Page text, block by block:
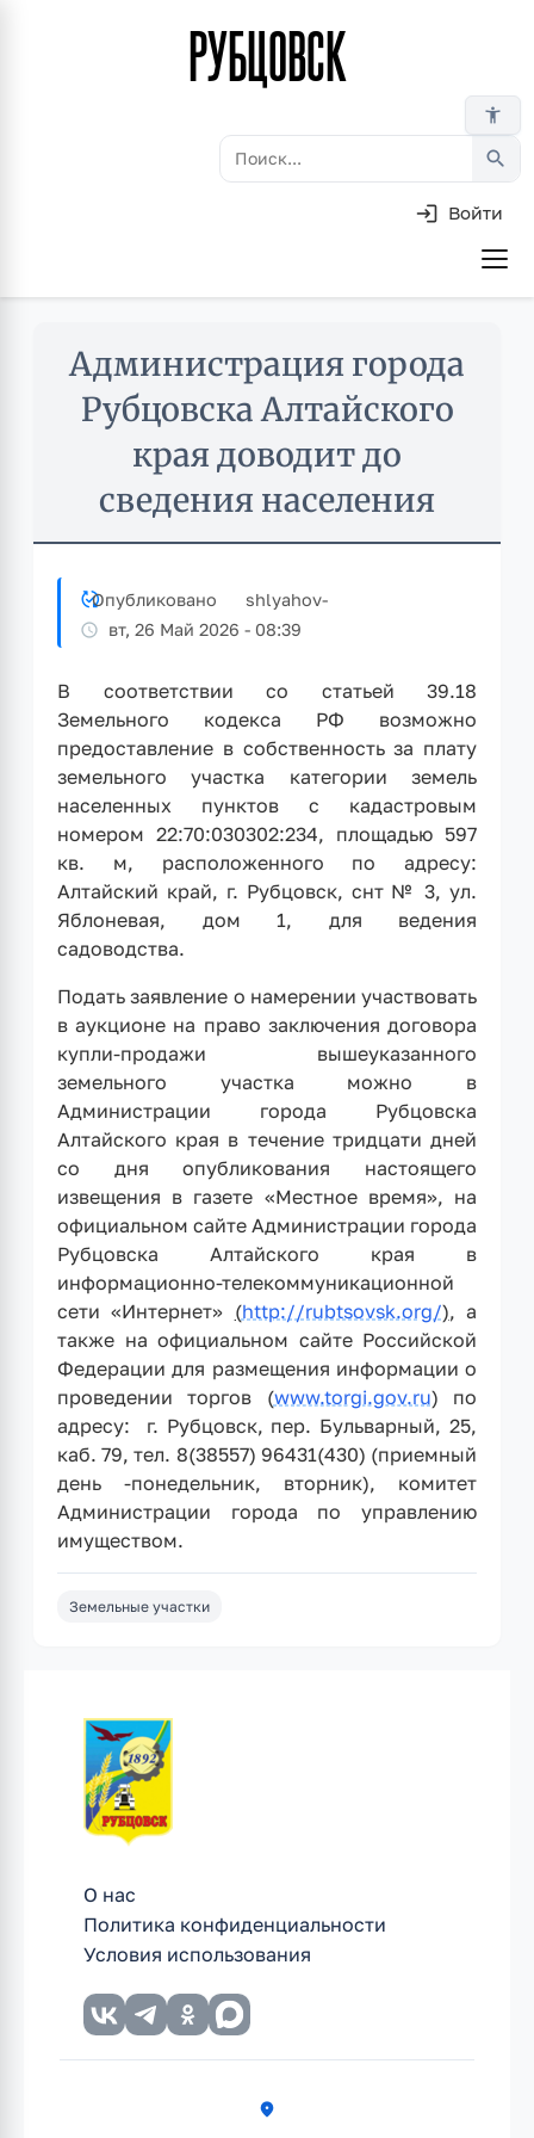
content
РУБЦОВСК
accessibility_new
search
Войти
Администрация города
Рубцовска Алтайского
края доводит до
сведения населения
Опубликовано shlyahov-
вт, 26 Май 2026 - 08:39
В соответствии со статьей 39.18
Земельного кодекса РФ возможно
предоставление в собственность за плату
земельного участка категории земель
населенных пунктов с кадастровым
номером 22:70:030302:234, площадью 597
кв. м, расположенного по адресу:
Алтайский край, г. Рубцовск, снт № 3, ул.
Яблоневая, дом 1, для ведения
садоводства.
Подать заявление о намерении участвовать
в аукционе на право заключения договора
купли-продажи вышеуказанного
земельного участка можно в
Администрации города Рубцовска
Алтайского края в течение тридцати дней
со дня опубликования настоящего
извещения в газете «Местное время», на
официальном сайте Администрации города
Рубцовска Алтайского края в
информационно-телекоммуникационной
сети «Интернет» (http://rubtsovsk.org/), а
также на официальном сайте Российской
Федерации для размещения информации о
проведении торгов (www.torgi.gov.ru) по
адресу: г. Рубцовск, пер. Бульварный, 25,
каб. 79, тел. 8(38557) 96431(430) (приемный
день -понедельник, вторник), комитет
Администрации города по управлению
имуществом.
Земельные участки
О нас
Политика конфиденциальности
Условия использования